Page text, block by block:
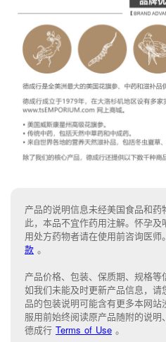
产品的说明信息未经美国食品和
此，本品不宜作药用注解。怀孕
用处方药物者请在使用前咨询医
款 。
产品价格、包装、保质期、规格等
如我们未能及时更新产品信息， 请
品的包装说明可能含有更多本网
服用前始终阅读原产品随附的说明、
德成行 Terms of Use 。